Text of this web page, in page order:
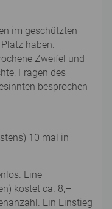
im geschützten
haben.
Zweifel und
Fragen des
besprochen
10 mal in
Eine
kostet ca. 8,–
Ein Einstieg